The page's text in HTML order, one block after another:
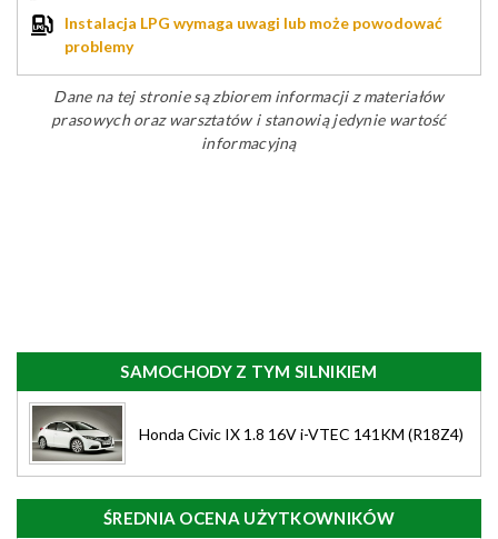
Instalacja LPG wymaga uwagi lub może powodować
problemy
Dane na tej stronie są zbiorem informacji z materiałów
prasowych oraz warsztatów i stanowią jedynie wartość
informacyjną
SAMOCHODY Z TYM SILNIKIEM
Honda Civic IX 1.8 16V i-VTEC 141KM (R18Z4)
ŚREDNIA OCENA UŻYTKOWNIKÓW